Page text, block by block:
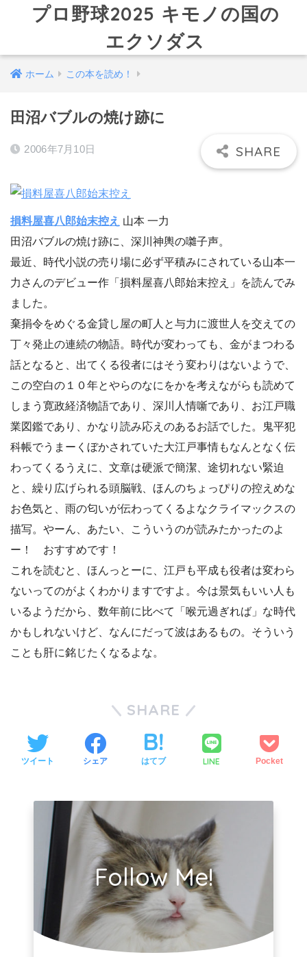
プロ野球2025 キモノの国の
エクソダス
ホーム この本を読め！
田沼バブルの焼け跡に
2006年7月10日
損料屋喜八郎始末控え 山本 一力
田沼バブルの焼け跡に、深川神輿の囃子声。
最近、時代小説の売り場に必ず平積みにされている山本一
力さんのデビュー作「損料屋喜八郎始末控え」を読んでみ
ました。
棄捐令をめぐる金貸し屋の町人と与力に渡世人を交えての
丁々発止の連続の物語。時代が変わっても、金がまつわる
話となると、出てくる役者にはそう変わりはないようで、
この空白の１０年とやらのなにをかを考えながらも読めて
しまう寛政経済物語であり、深川人情噺であり、お江戸職
業図鑑であり、かなり読み応えのあるお話でした。鬼平犯
科帳でうまーくぼかされていた大江戸事情もなんとなく伝
わってくるうえに、文章は硬派で簡潔、途切れない緊迫
と、繰り広げられる頭脳戦、ほんのちょっぴりの控えめな
お色気と、雨の匂いが伝わってくるよなクライマックスの
描写。やーん、あたい、こういうのが読みたかったのよ
ー！ おすすめです！
これを読むと、ほんっとーに、江戸も平成も役者は変わら
ないってのがよくわかりますですよ。今は景気もいい人も
いるようだから、数年前に比べて「喉元過ぎれば」な時代
かもしれないけど、なんにだって波はあるもの。そういう
ことも肝に銘じたくなるよな。
SHARE
ツイート シェア はてブ LINE Pocket
Follow Me!